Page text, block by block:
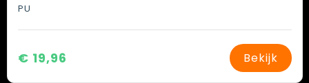
PU
€ 19,96 Bekijk